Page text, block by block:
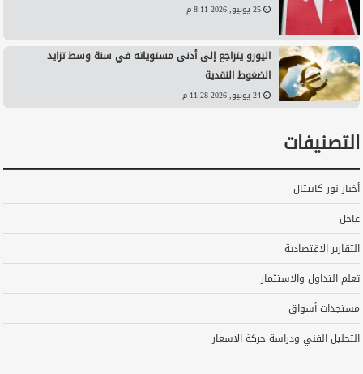
25 يونيو, 2026 8:11 م
اليورو يتراجع إلى أدنى مستوياته في سنة وسط تزايد
الضغوط النقدية
24 يونيو, 2026 11:28 م
التصنيفات
أخبار نور كابيتال
عاجل
التقارير الاقتصادية
تعلم التداول والاستثمار
مستجدات أسواق
التحليل الفني ودراسة حركة الاسعار